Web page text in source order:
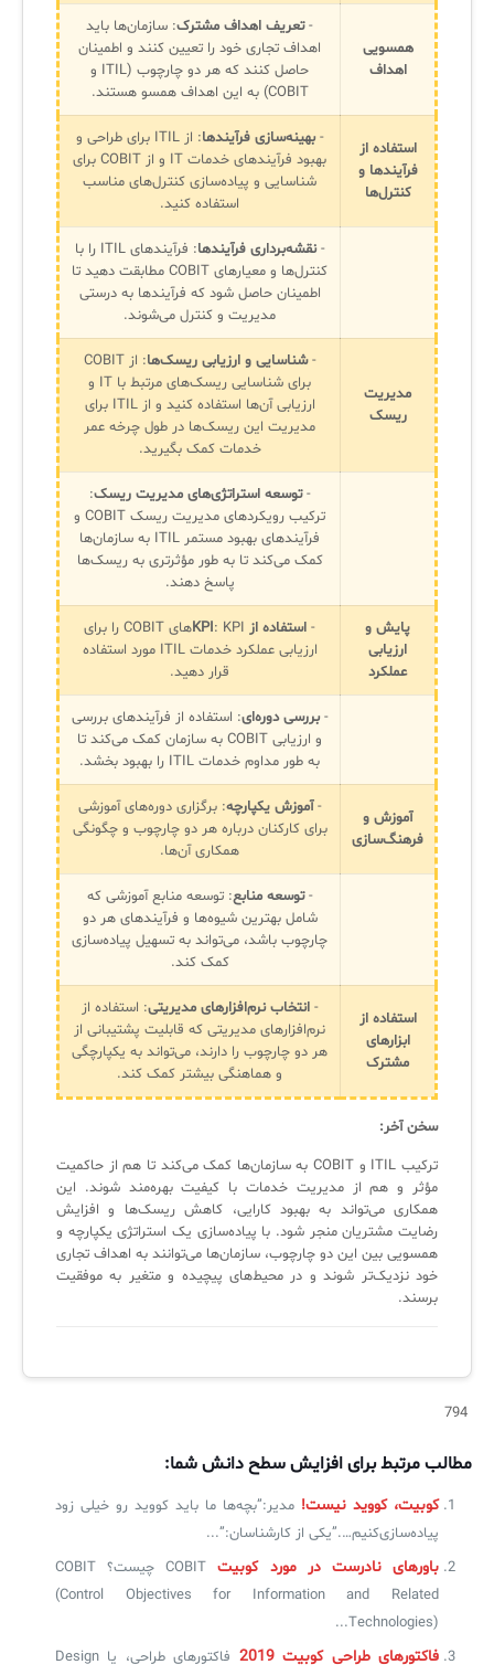
همسویی
اهداف
-تعریف اهداف مشترک: سازمان‌ها باید
اهداف تجاری خود را تعیین کنند و اطمینان
حاصل کنند که هر دو چارچوب (ITIL و
COBIT) به این اهداف همسو هستند.
استفاده از
فرآیندها و
کنترل‌ها
-بهینه‌سازی فرآیندها
: از ITIL برای طراحی و
بهبود فرآیندهای خدمات IT و از COBIT برای
شناسایی و پیاده‌سازی کنترل‌های مناسب
استفاده کنید.
-نقشه‌برداری فرآیندها
: فرآیندهای ITIL را با
کنترل‌ها و معیارهای COBIT مطابقت دهید تا
اطمینان حاصل شود که فرآیندها به درستی
مدیریت و کنترل می‌شوند.
مدیریت
ریسک
-شناسایی و ارزیابی ریسک‌ها
: از COBIT
برای شناسایی ریسک‌های مرتبط با IT و
ارزیابی آن‌ها استفاده کنید و از ITIL برای
مدیریت این ریسک‌ها در طول چرخه عمر
خدمات کمک بگیرید.
-توسعه استراتژی‌های مدیریت ریسک:
ترکیب رویکردهای مدیریت ریسک COBIT و
فرآیندهای بهبود مستمر ITIL به سازمان‌ها
کمک می‌کند تا به طور مؤثرتری به ریسک‌ها
پاسخ دهند.
پایش و
ارزیابی
عملکرد
- استفاده از
: KPIهای COBIT را برای
ارزیابی عملکرد خدمات ITIL مورد استفاده
قرار دهید.
-بررسی دوره‌ای: استفاده از فرآیندهای بررسی
و ارزیابی COBIT به سازمان کمک می‌کند تا
به طور مداوم خدمات ITIL را بهبود بخشد.
آموزش و
فرهنگ‌سازی
-آموزش یکپارچه: برگزاری دوره‌های آموزشی
برای کارکنان درباره هر دو چارچوب و چگونگی
همکاری آن‌ها.
-توسعه منابع: توسعه منابع آموزشی که
شامل بهترین شیوه‌ها و فرآیندهای هر دو
چارچوب باشد، می‌تواند به تسهیل پیاده‌سازی
کمک کند.
استفاده از
ابزارهای
مشترک
-انتخاب نرم‌افزارهای مدیریتی: استفاده از
نرم‌افزارهای مدیریتی که قابلیت پشتیبانی از
هر دو چارچوب را دارند، می‌تواند به یکپارچگی
و هماهنگی بیشتر کمک کند.
سخن آخر:
ترکیب ITIL و COBIT به سازمان‌ها کمک می‌کند تا هم از حاکمیت
مؤثر و هم از مدیریت خدمات با کیفیت بهره‌مند شوند. این
همکاری می‌تواند به بهبود کارایی، کاهش ریسک‌ها و افزایش
رضایت مشتریان منجر شود. با پیاده‌سازی یک استراتژی یکپارچه و
همسویی بین این دو چارچوب، سازمان‌ها می‌توانند به اهداف تجاری
خود نزدیک‌تر شوند و در محیط‌های پیچیده و متغیر به موفقیت
برسند.
794
مطالب مرتبط برای افزایش سطح دانش شما:
کوبیت، کووید نیست! مدیر:”بچه‌ها ما باید کووید رو خیلی زود
پیاده‌سازی‌کنیم….”یکی از کارشناسان:”...
باورهای نادرست در مورد کوبیت
COBIT چیست؟ COBIT
(Control Objectives for Information and Related
Technologies)...
فاکتورهای طراحی کوبیت 2019 فاکتورهای طراحی، یا Design